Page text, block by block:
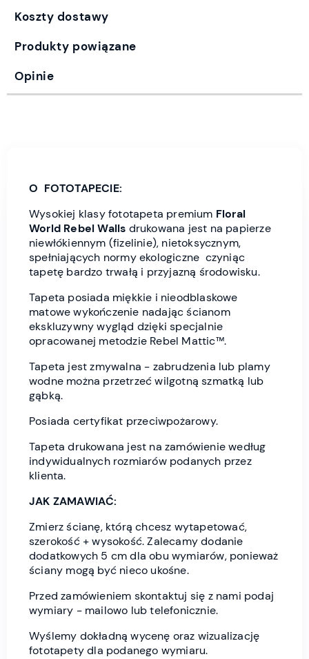
Koszty dostawy
Produkty powiązane
Opinie
O FOTOTAPECIE:
Wysokiej klasy fototapeta premium Floral
World Rebel Walls drukowana jest na papierze
niewłókiennym (fizelinie), nietoksycznym,
spełniających normy ekologiczne czyniąc
tapetę bardzo trwałą i przyjazną środowisku.
Tapeta posiada miękkie i nieodblaskowe
matowe wykończenie nadając ścianom
ekskluzywny wygląd dzięki specjalnie
opracowanej metodzie Rebel Mattic™.
Tapeta jest zmywalna - zabrudzenia lub plamy
wodne można przetrzeć wilgotną szmatką lub
gąbką.
Posiada certyfikat przeciwpożarowy.
Tapeta drukowana jest na zamówienie według
indywidualnych rozmiarów podanych przez
klienta.
JAK ZAMAWIAĆ:
Zmierz ścianę, którą chcesz wytapetować,
szerokość + wysokość. Zalecamy dodanie
dodatkowych 5 cm dla obu wymiarów, ponieważ
ściany mogą być nieco ukośne.
Przed zamówieniem skontaktuj się z nami podaj
wymiary - mailowo lub telefonicznie.
Wyślemy dokładną wycenę oraz wizualizację
fototapety dla podanego wymiaru.